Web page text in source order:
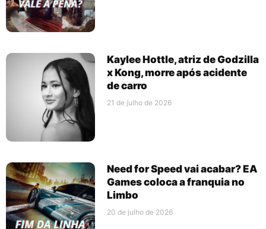
Kaylee Hottle, atriz de Godzilla
x Kong, morre após acidente
de carro
21 de julho de 2026
Need for Speed vai acabar? EA
Games coloca a franquia no
Limbo
20 de julho de 2026